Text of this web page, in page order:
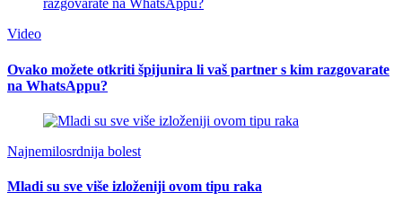
Video
Ovako možete otkriti špijunira li vaš partner s kim razgovarate
na WhatsAppu?
Najnemilosrdnija bolest
Mladi su sve više izloženiji ovom tipu raka